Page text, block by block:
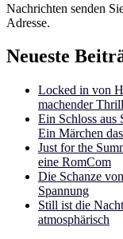
Nachrichten senden
Adresse.
Neueste
Locked in von
machender
Ein Schloss aus
Ein Märchen
Just for the
eine RomCom
Die Schanze
Spannung
Still ist die
atmosphärisch